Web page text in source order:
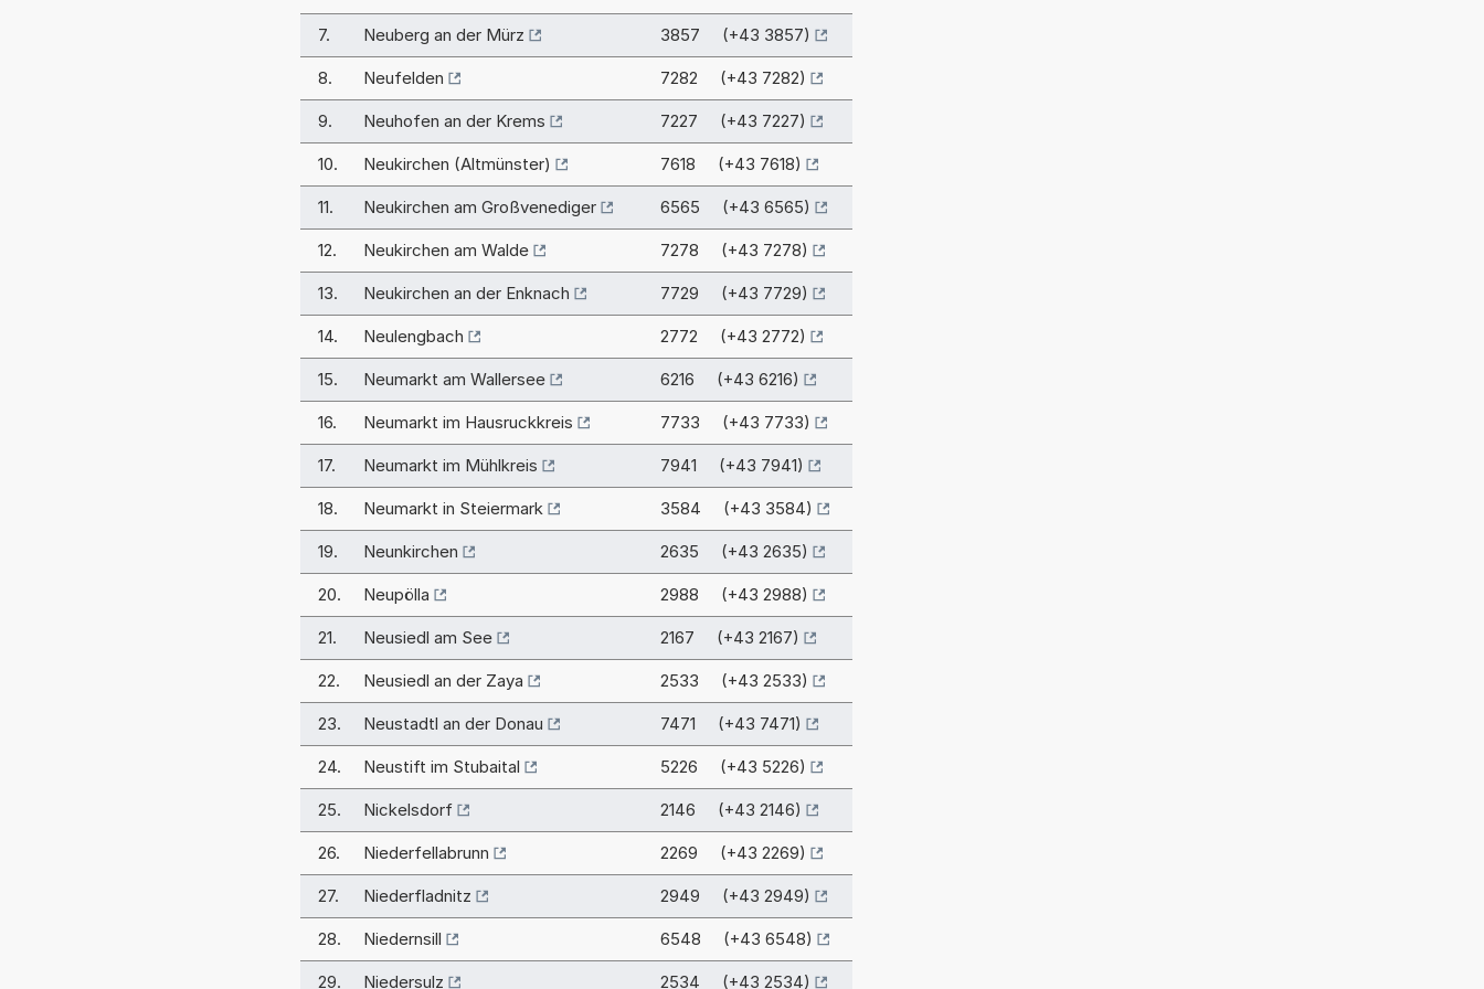
7. Neuberg an der Mürz 3857 (+43 3857)
8. Neufelden 7282 (+43 7282)
9. Neuhofen an der Krems 7227 (+43 7227)
10. Neukirchen (Altmünster) 7618 (+43 7618)
11. Neukirchen am Großvenediger 6565 (+43 6565)
12. Neukirchen am Walde 7278 (+43 7278)
13. Neukirchen an der Enknach 7729 (+43 7729)
14. Neulengbach 2772 (+43 2772)
15. Neumarkt am Wallersee 6216 (+43 6216)
16. Neumarkt im Hausruckkreis 7733 (+43 7733)
17. Neumarkt im Mühlkreis 7941 (+43 7941)
18. Neumarkt in Steiermark 3584 (+43 3584)
19. Neunkirchen 2635 (+43 2635)
20. Neupölla 2988 (+43 2988)
21. Neusiedl am See 2167 (+43 2167)
22. Neusiedl an der Zaya 2533 (+43 2533)
23. Neustadtl an der Donau 7471 (+43 7471)
24. Neustift im Stubaital 5226 (+43 5226)
25. Nickelsdorf 2146 (+43 2146)
26. Niederfellabrunn 2269 (+43 2269)
27. Niederfladnitz 2949 (+43 2949)
28. Niedernsill 6548 (+43 6548)
29. Niedersulz 2534 (+43 2534)